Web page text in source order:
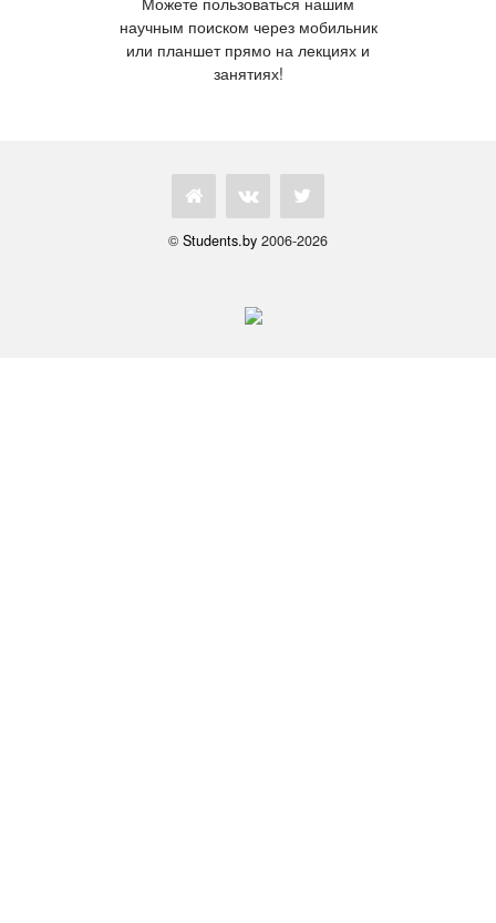
научным поиском через мобильник
или планшет прямо на лекциях и
занятиях!
© Students.by 2006-2026